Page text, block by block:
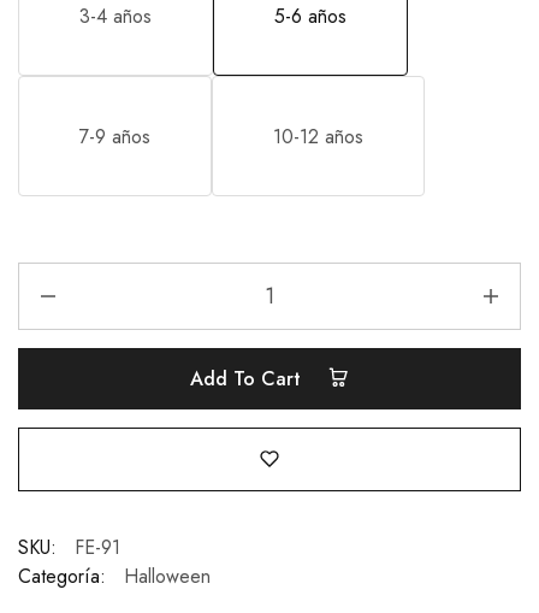
3-4 años 5-6 años
7-9 años 10-12 años
Add To Cart
SKU:
FE-91
Categoría:
Halloween